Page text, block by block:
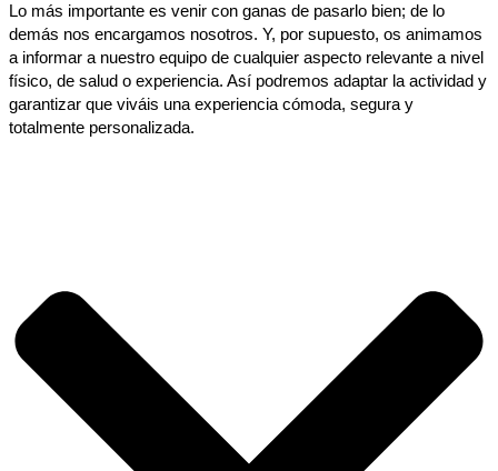
Lo más importante es venir con ganas de pasarlo bien; de lo
demás nos encargamos nosotros. Y, por supuesto, os animamos
a informar a nuestro equipo de cualquier aspecto relevante a nivel
físico, de salud o experiencia. Así podremos adaptar la actividad y
garantizar que viváis una experiencia cómoda, segura y
totalmente personalizada.